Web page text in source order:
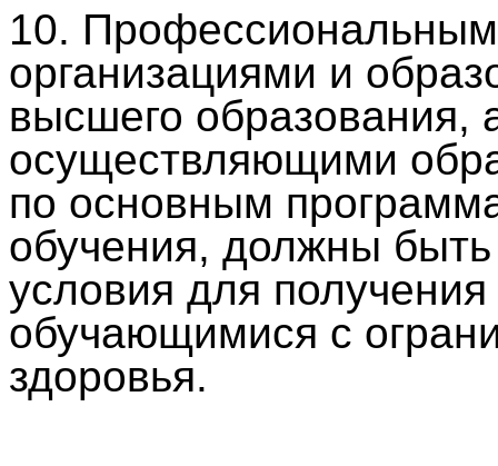
10.
организациями и
высшего образования,
осуществляющими
по основным
обучения, должны
условия для
обучающимися с
здоровья.